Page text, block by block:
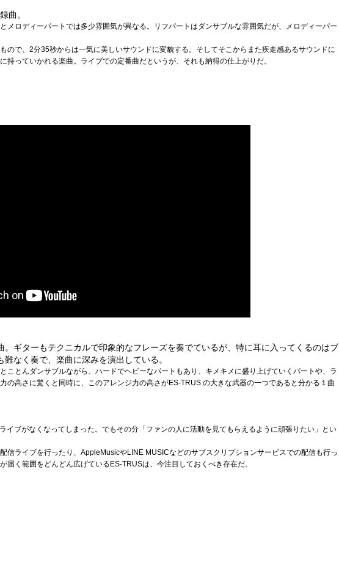
曲。
メロディーパートでは多少雰囲気が異なる。リフパートはダンサブルな雰囲気だが、メロディーパー
ので、2分35秒からは一気に美しいサウンドに変貌する。そしてそこからまた疾走感あるサウンドに
持っていかれる楽曲。ライブでの定番曲だというが、それも納得の仕上がりだ。
ギターもテクニカルで印象的なフレーズを奏でているが、特に耳に入ってくるのはブ
なく奏で、楽曲に深みを演出している。
ことんダンサブルながら、ハードでヘビーなパートもあり、キメキメに盛り上げていくパートや、ラ
の高さに驚くと同時に、このアレンジ力の高さがES-TRUS の大きな武器の一つであると分かる１曲
イブがなくなってしまった。でもその分「ファンの人に活動を見てもらえるように頑張りたい」とい
信ライブを行ったり、AppleMusicやLINE MUSICなどのサブスクリプションサービスでの配信も行っ
く範囲をどんどん広げているES-TRUSは、今注目しておくべき存在だ。